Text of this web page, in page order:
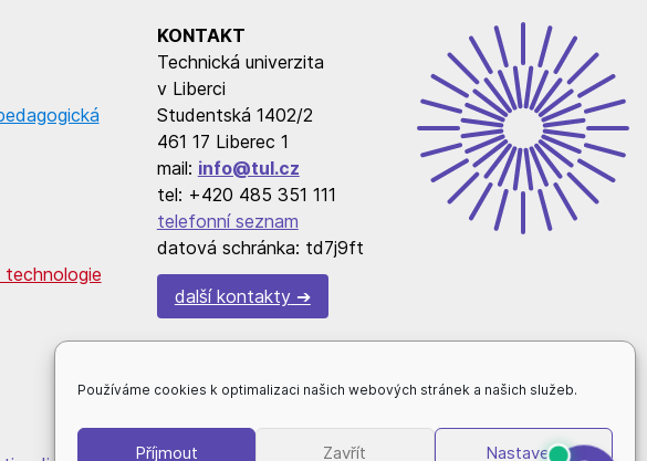
Používáme cookies k optimalizaci našich webových stránek a našich služeb.
Příjmout Zavřít Nastavení
technologie
KONTAKT
Technická univerzita
v Liberci
Studentská 1402/2
461 17 Liberec 1
mail: info@tul.cz
tel: +420 485 351 111
telefonní seznam
datová schránka: td7j9ft
další kontakty